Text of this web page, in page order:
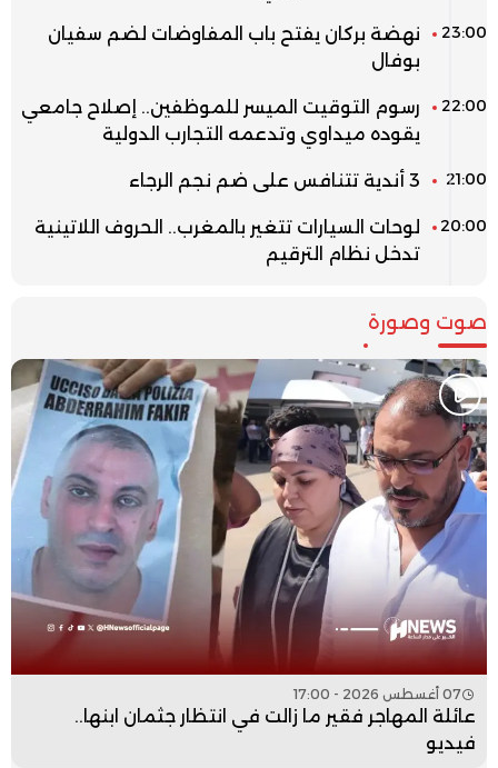
23:00
نهضة بركان يفتح باب المفاوضات لضم سفيان
بوفال
22:00
رسوم التوقيت الميسر للموظفين.. إصلاح جامعي
يقوده ميداوي وتدعمه التجارب الدولية
21:00 3 أندية تتنافس على ضم نجم الرجاء
20:00
لوحات السيارات تتغير بالمغرب.. الحروف اللاتينية
تدخل نظام الترقيم
صوت وصورة
07 أغسطس 2026 - 17:00
عائلة المهاجر فقير ما زالت في انتظار جثمان ابنها..
فيديو